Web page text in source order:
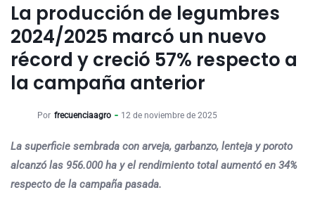
La producción de legumbres
2024/2025 marcó un nuevo
récord y creció 57% respecto a
la campaña anterior
Por frecuenciaagro 12 de noviembre de 2025
La superficie sembrada con arveja, garbanzo, lenteja y poroto
alcanzó las 956.000 ha y el rendimiento total aumentó en 34%
respecto de la campaña pasada.